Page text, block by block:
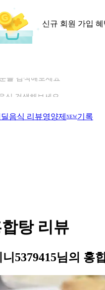
신규 회원 가입 혜
음식 리뷰영양제 NEW기록
탕 리뷰
5379415님의 홍